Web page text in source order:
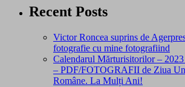
Recent Posts
Victor Roncea suprins de
fotografie cu mine fotografiind
Calendarul Mărturisitorilor –
– PDF/FOTOGRAFII de Ziua
Române. La Mulți Ani!